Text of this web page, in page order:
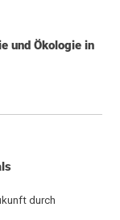
und Ökologie in
durch